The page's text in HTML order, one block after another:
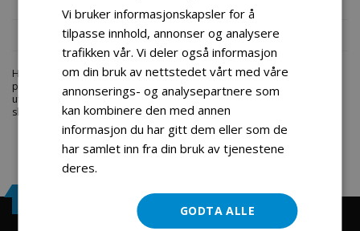
Fil vedlegg
Hos engrosservice.no får du kjøptmotor 800w evotil markedets beste
priser. Bestill engoped-deleri dag fra Engros Service. Vi har et stort
utvalg av produkter innen: Hjem, sport og fritids segmentet. Velkommen
skal du være.
Vi bruker informasjonskapsler for å
tilpasse innhold, annonser og analysere
trafikken vår. Vi deler også informasjon
om din bruk av nettstedet vårt med våre
annonserings- og analysepartnere som
kan kombinere den med annen
informasjon du har gitt dem eller som de
har samlet inn fra din bruk av tjenestene
deres.
GODTA ALLE